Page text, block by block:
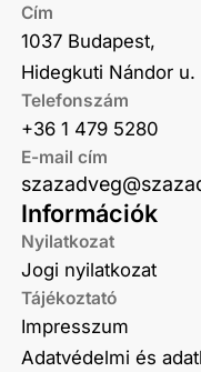
Információk
Nyilatkozat
Jogi nyilatkozat
Tájékoztató
Impresszum
Adatvédelmi és
Cím
1037 Budapest,
Hidegkuti Nándor u.
Telefonszám
+36 1 479 5280
E-mail cím